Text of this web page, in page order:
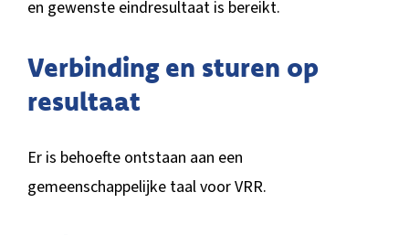
en gewenste eindresultaat is bereikt.
Verbinding en sturen op
resultaat
Er is behoefte ontstaan aan een
gemeenschappelijke taal voor VRR.